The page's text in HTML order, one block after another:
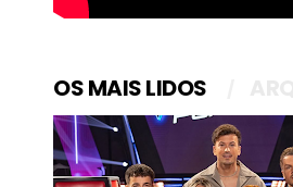
OS MAIS LIDOS